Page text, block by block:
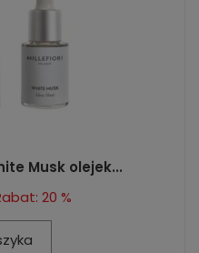
Musk olejek...
20 %